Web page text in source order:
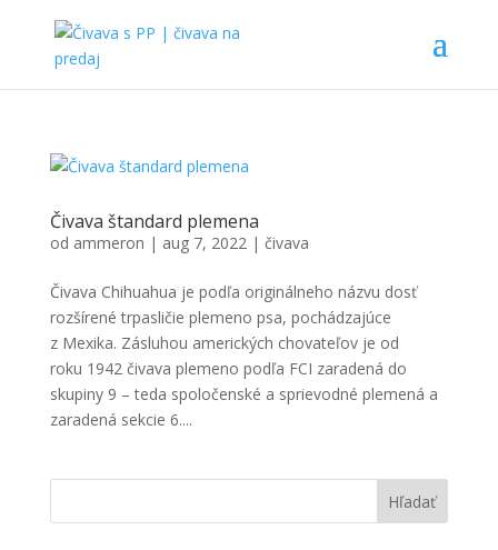
Čivava štandard plemena
od ammeron | aug 7, 2022| čivava
Čivava Chihuahua je podľa originálneho názvu dosť
rozšírené trpasličie plemeno psa, pochádzajúce
z Mexika. Zásluhou amerických chovateľov je od
roku 1942 čivava plemeno podľa FCI zaradená do
skupiny 9 – teda spoločenské a sprievodné plemená a
zaradená sekcie 6....
Hľadať